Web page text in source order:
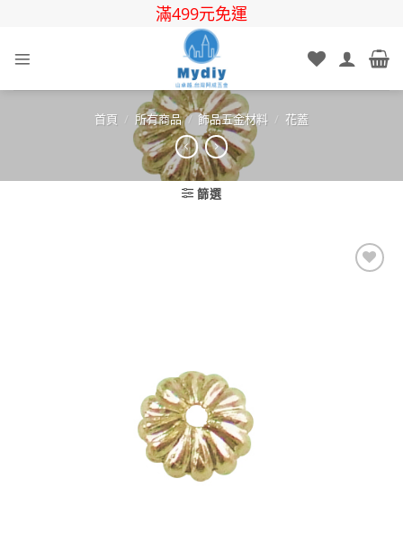
滿499元免運
首頁 / 所有商品 / 飾品五金材料 / 花蓋
篩選